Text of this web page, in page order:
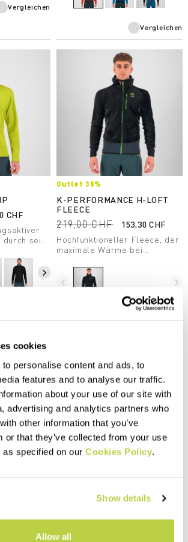
cookies
personalise content and ads, to
features and to analyse our traffic.
about your use of our site with
advertising and analytics partners who
other information that you’ve
or that they’ve collected from your use
specified on our Cookies Policy.
Show details
Allow all
Vergleichen
Vergleichen
CHF
sein
perfekt
navigate_next
Outlet 30%
K-PERFORMANCE H-LOFT
FLEECE
219,00 CHF
153,30 CHF
Hochfunktioneller Fleece, der
maximale Wärme bei
Perfekt beim Tragen
mehrerer Lagen und einfach
zu verstauen.
navigate_before navigate_next
99,00 CHF
69,30 CHF
Warmer, leichter Fleece mit
vielseitig einsetzbar und für